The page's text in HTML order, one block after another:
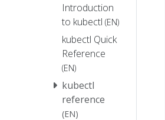
Introduction
to kubectl (EN)
kubectl Quick
Reference
(EN)
kubectl
reference
(EN)